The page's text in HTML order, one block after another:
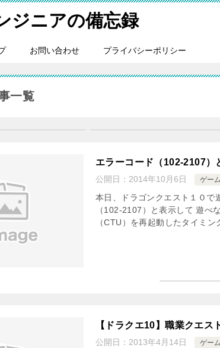
ジニアの備忘録
お問い合わせ プライバシーポリシー
一覧
エラーコード（102-2107）
公開日： 2014年10月6日 ゲーム
本日、ドラゴンクエスト１０で
（102-2107）と表示して 遊べ
（CTU）を再起動したタイミ
【ドラクエ10】職業クエス
公開日： 2013年4月14日 ゲーム